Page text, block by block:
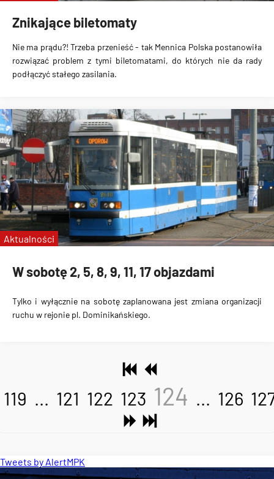
Znikające biletomaty
Nie ma prądu?! Trzeba przenieść - tak Mennica Polska postanowiła
rozwiązać problem z tymi biletomatami, do których nie da rady
podłączyć stałego zasilania.
W sobotę 2, 5, 8, 9, 11, 17 objazdami
Tylko i wyłącznie na sobotę zaplanowana jest zmiana organizacji
ruchu w rejonie pl. Dominikańskiego.
Aktualności
119 ... 121 122 123 124 ... 126
Tweets by AlertMPK